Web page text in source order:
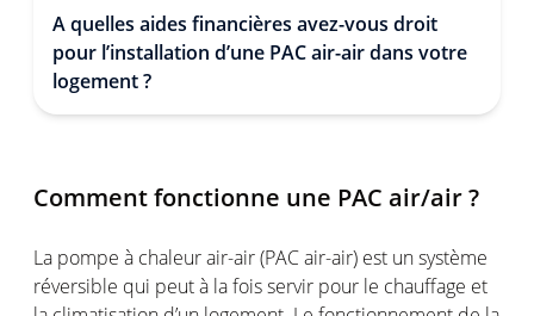
A quelles aides financières avez-vous droit
pour l’installation d’une PAC air-air dans votre
logement ?
Comment fonctionne une PAC air/air ?
La pompe à chaleur air-air (PAC air-air) est un système
réversible qui peut à la fois servir pour le chauffage et